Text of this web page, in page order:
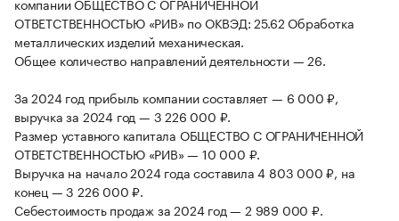
компании ОБЩЕСТВО С ОГРАНИЧЕННОЙ
ОТВЕТСТВЕННОСТЬЮ «РИВ» по ОКВЭД: 25.62 Обработка
металлических изделий механическая.
Общее количество направлений деятельности — 26.
За 2024 год прибыль компании составляет — 6 000 ₽,
выручка за 2024 год — 3 226 000 ₽.
Размер уставного капитала ОБЩЕСТВО С ОГРАНИЧЕННОЙ
ОТВЕТСТВЕННОСТЬЮ «РИВ» — 10 000 ₽.
Выручка на начало 2024 года составила 4 803 000 ₽, на
конец — 3 226 000 ₽.
Себестоимость продаж за 2024 год — 2 989 000 ₽.